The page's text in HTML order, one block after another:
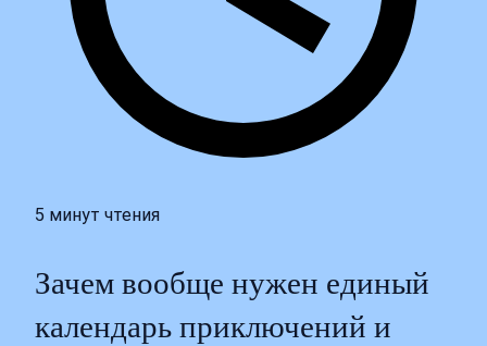
5 минут чтения
Зачем вообще нужен единый
календарь приключений и